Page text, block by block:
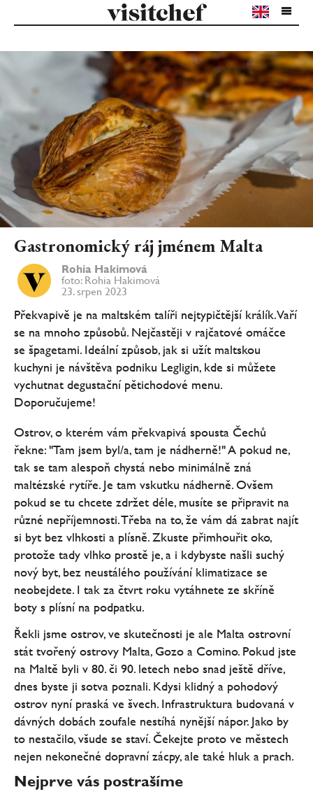
Gastronomický ráj jménem Malta
Rohia Hakimová
foto: Rohia Hakimová
23. srpen 2023
Překvapivě je na maltském talíři nejtypičtější králík. Vaří
se na mnoho způsobů. Nejčastěji v rajčatové omáčce
se špagetami. Ideální způsob, jak si užít maltskou
kuchyni je návštěva podniku Legligin, kde si můžete
vychutnat degustační pětichodové menu.
Doporučujeme!
Ostrov, o kterém vám překvapivá spousta Čechů
řekne: "Tam jsem byl/a, tam je nádherně!" A pokud ne,
tak se tam alespoň chystá nebo minimálně zná
maltézské rytíře. Je tam vskutku nádherně. Ovšem
pokud se tu chcete zdržet déle, musíte se připravit na
různé nepříjemnosti. Třeba na to, že vám dá zabrat najít
si byt bez vlhkosti a plísně. Zkuste přimhouřit oko,
protože tady vlhko prostě je, a i kdybyste našli suchý
nový byt, bez neustálého používání klimatizace se
neobejdete. I tak za čtvrt roku vytáhnete ze skříně
boty s plísní na podpatku.
Řekli jsme ostrov, ve skutečnosti je ale Malta ostrovní
stát tvořený ostrovy Malta, Gozo a Comino. Pokud jste
na Maltě byli v 80. či 90. letech nebo snad ještě dříve,
dnes byste ji sotva poznali. Kdysi klidný a pohodový
ostrov nyní praská ve švech. Infrastruktura budovaná v
dávných dobách zoufale nestíhá nynější nápor. Jako by
to nestačilo, všude se staví. Čekejte proto ve městech
nejen nekonečné dopravní zácpy, ale také hluk a prach.
Nejprve vás postrašíme